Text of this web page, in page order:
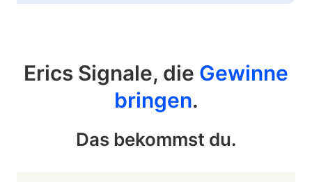
Erics Signale, die Gewinne
bringen.
Das bekommst du.